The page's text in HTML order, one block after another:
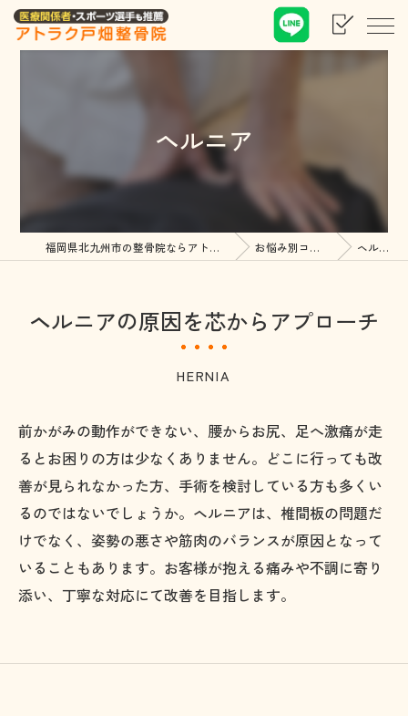
ヘルニア
福岡県北九州市の整骨院ならアトラク戸畑整骨院 お悩み別コース紹介 ヘルニア
ヘルニアの原因を芯からアプローチ
HERNIA
前かがみの動作ができない、腰からお尻、足へ激痛が走
るとお困りの方は少なくありません。どこに行っても改
善が見られなかった方、手術を検討している方も多くい
るのではないでしょうか。ヘルニアは、椎間板の問題だ
けでなく、姿勢の悪さや筋肉のバランスが原因となって
いることもあります。お客様が抱える痛みや不調に寄り
添い、丁寧な対応にて改善を目指します。